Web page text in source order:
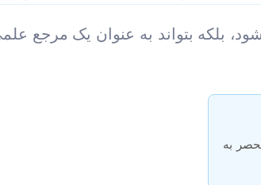
شود، بلکه بتواند به عنوان یک
به